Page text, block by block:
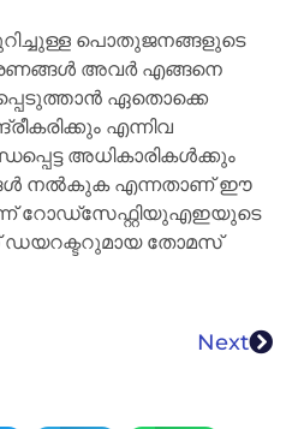
പൊതുജനങ്ങളുടെ
അവർ എങ്ങനെ
ഏതൊക്കെ
എന്നിവ
അധികാരികൾക്കും
നൽകുക എന്നതാണ് ഈ
റോഡ്‌സേഫ്റ്റിയുഎഇയുടെ
ഡയറക്ടറുമായ തോമസ്
Next